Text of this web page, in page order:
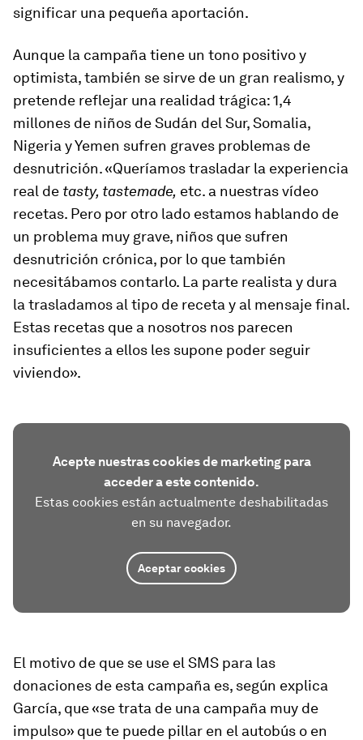
significar una pequeña aportación.
Aunque la campaña tiene un tono positivo y
optimista, también se sirve de un gran realismo, y
pretende reflejar una realidad trágica: 1,4
millones de niños de Sudán del Sur, Somalia,
Nigeria y Yemen sufren graves problemas de
desnutrición. «Queríamos trasladar la experiencia
real de tasty, tastemade, etc. a nuestras vídeo
recetas. Pero por otro lado estamos hablando de
un problema muy grave, niños que sufren
desnutrición crónica, por lo que también
necesitábamos contarlo. La parte realista y dura
la trasladamos al tipo de receta y al mensaje final.
Estas recetas que a nosotros nos parecen
insuficientes a ellos les supone poder seguir
viviendo».
Acepte nuestras cookies de marketing para
acceder a este contenido.
Estas cookies están actualmente deshabilitadas
en su navegador.
Aceptar cookies
El motivo de que se use el SMS para las
donaciones de esta campaña es, según explica
García, que «se trata de una campaña muy de
impulso» que te puede pillar en el autobús o en